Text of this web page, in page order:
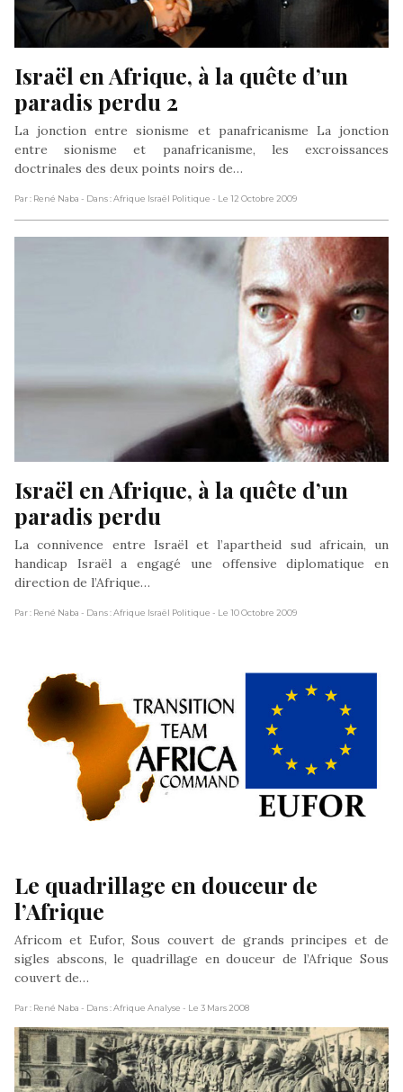
Israël en Afrique, à la quête d’un
paradis perdu 2
La jonction entre sionisme et panafricanisme La jonction
entre sionisme et panafricanisme, les excroissances
doctrinales des deux points noirs de…
Par : René Naba - Dans : Afrique Israël Politique - Le 12 Octobre 2009
Israël en Afrique, à la quête d’un
paradis perdu
La connivence entre Israël et l’apartheid sud africain, un
handicap Israël a engagé une offensive diplomatique en
direction de l’Afrique…
Par : René Naba - Dans : Afrique Israël Politique - Le 10 Octobre 2009
Le quadrillage en douceur de
l’Afrique
Africom et Eufor, Sous couvert de grands principes et de
sigles abscons, le quadrillage en douceur de l’Afrique Sous
couvert de…
Par : René Naba - Dans : Afrique Analyse - Le 3 Mars 2008